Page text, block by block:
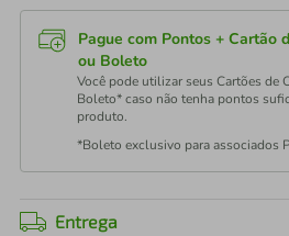
Pague com Pontos + Cartão
ou Boleto
Você pode utilizar seus Cartões de
Boleto* caso não tenha pontos
produto.
*Boleto exclusivo para associados
Entrega